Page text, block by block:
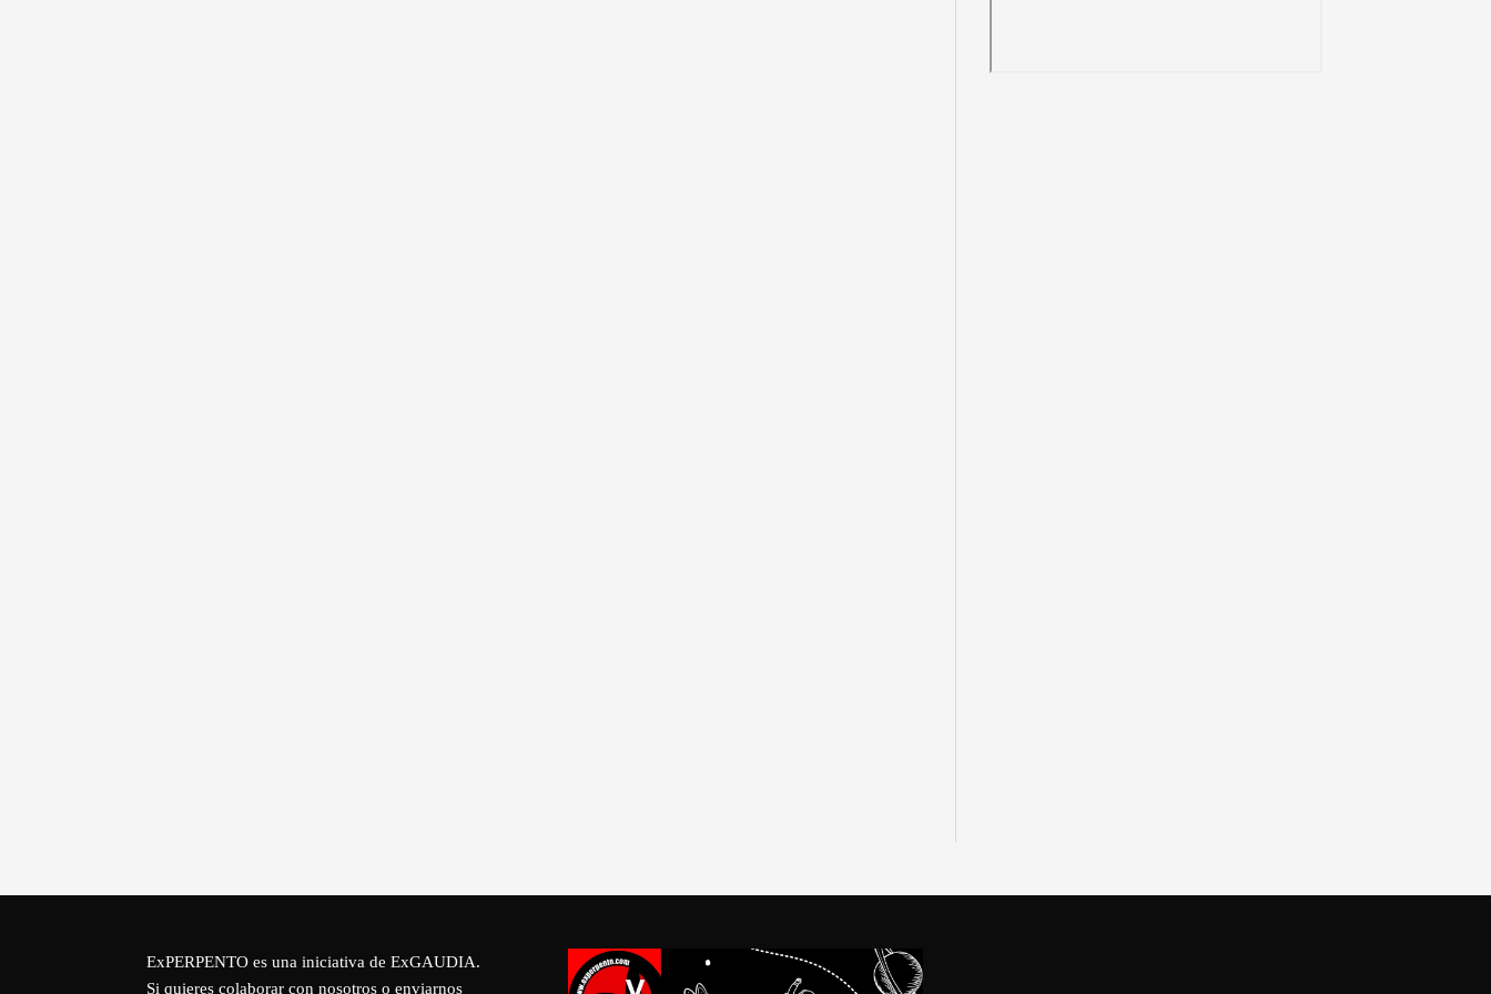
ExPERPENTO es una iniciativa de ExGAUDIA.
Si quieres colaborar con nosotros o enviarnos